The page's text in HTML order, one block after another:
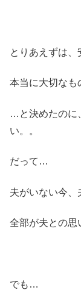
とりあえずは、
本当に大切なも
…と決めたのに
い。。
だって…
夫がいない今、
全部が夫との思
でも…